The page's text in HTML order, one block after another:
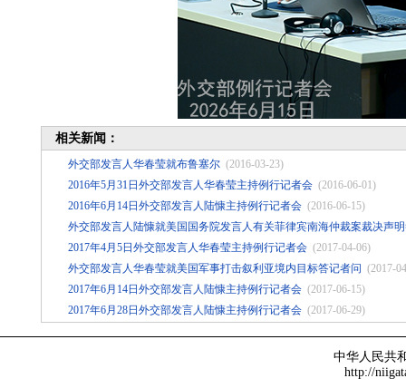
相关新闻：
外交部发言人华春莹就布鲁塞尔 (2016-03-23)
2016年5月31日外交部发言人华春莹主持例行记者会 (2016-06-01)
2016年6月14日外交部发言人陆慷主持例行记者会 (2016-06-15)
外交部发言人陆慷就美国国务院发言人有关菲律宾南海仲裁案裁决声
2017年4月5日外交部发言人华春莹主持例行记者会 (2017-04-06)
外交部发言人华春莹就美国军事打击叙利亚境内目标答记者问 (2017-
2017年6月14日外交部发言人陆慷主持例行记者会 (2017-06-15)
2017年6月28日外交部发言人陆慷主持例行记者会 (2017-06-29)
中华人民共
http://